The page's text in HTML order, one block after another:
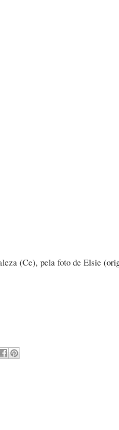
(Ce), pela foto de Elsie